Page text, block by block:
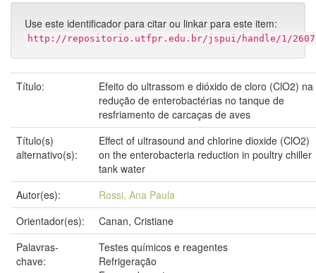
Use este identificador para citar ou linkar para este item:
http://repositorio.utfpr.edu.br/jspui/handle/1/
Título:
Efeito do ultrassom e dióxido de cloro (ClO2) na
redução de enterobactérias no tanque de
resfriamento de carcaças de aves
Título(s)
alternativo(s):
Effect of ultrasound and chlorine dioxide (ClO2)
on the enterobacteria reduction in poultry chiller
tank water
Autor(es):
Rossi, Ana Paula
Orientador(es):
Canan, Cristiane
Palavras-
chave:
Testes químicos e reagentes
Refrigeração